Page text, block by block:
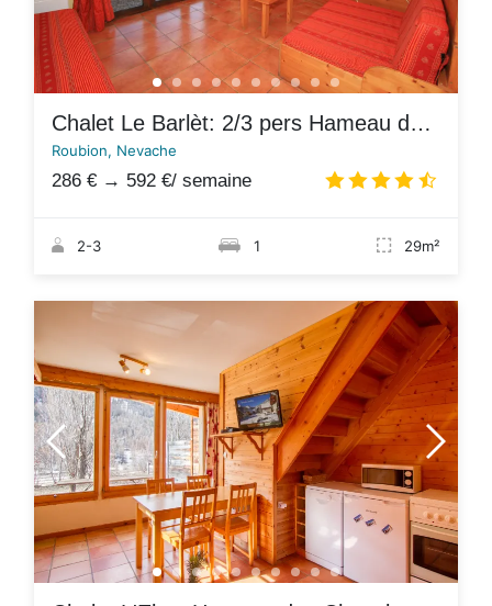
Chalet Le Barlèt: 2/3 pers Hameau des Chazals Nevache Hautes Alpes
Roubion, Nevache
286 € → 592 €/ semaine
2-3 1 29m²